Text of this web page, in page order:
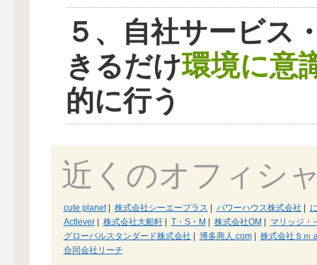
５、自社サービス
きるだけ環境に意
的に行う
近くのオフィシ
cute planet| 株式会社シーエープラス | パワーハウス株式会社 |
Actlever| 株式会社大船軒| T・S・M | 株式会社OM | マリッジ・
グローバルスタンダード株式会社 | 博多商人.com| 株式会社Ｓｍ
合同会社リーチ